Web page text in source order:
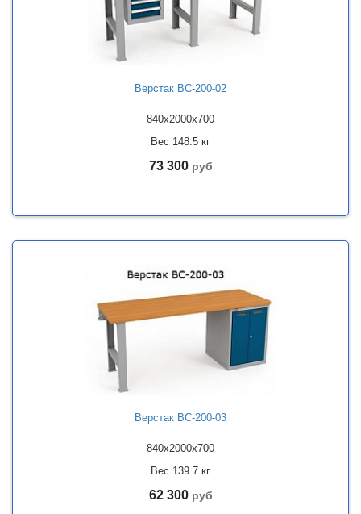
Верстак ВС-200-02
840x2000x700
Вес 148.5 кг
73 300 руб
Верстак ВС-200-03
840x2000x700
Вес 139.7 кг
62 300 руб